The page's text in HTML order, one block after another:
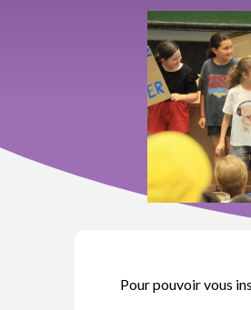
Pour pouvoir vous